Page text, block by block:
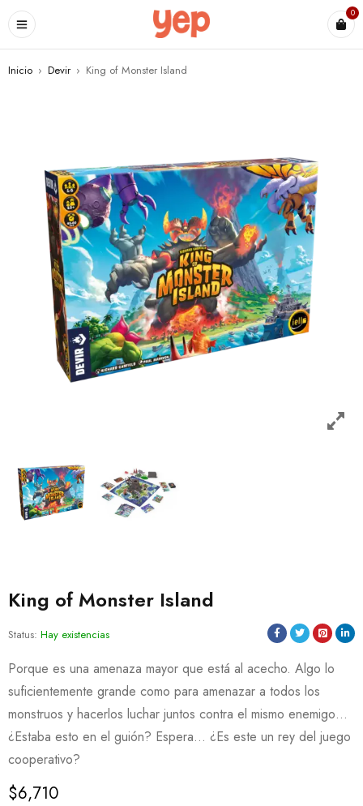
0
Inicio › Devir › King of Monster Island
King of Monster Island
Status: Hay existencias
Porque es una amenaza mayor que está al acecho. Algo lo
suficientemente grande como para amenazar a todos los
monstruos y hacerlos luchar juntos contra el mismo enemigo…
¿Estaba esto en el guión? Espera… ¿Es este un rey del juego
cooperativo?
$6,710